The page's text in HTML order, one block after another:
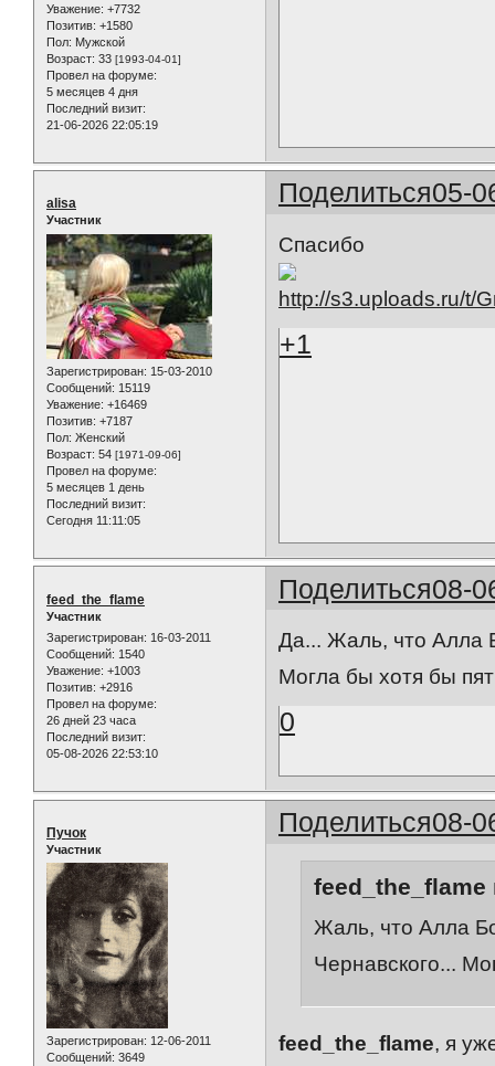
Уважение: +7732
Позитив: +1580
Пол: Мужской
Возраст: 33 [1993-04-01]
Провел на форуме:
5 месяцев 4 дня
Последний визит:
21-06-2026 22:05:19
Поделиться05-
alisa
Участник
Зарегистрирован: 15-03-2010
Сообщений: 15119
Уважение: +16469
Позитив: +7187
Пол: Женский
Возраст: 54 [1971-09-06]
Провел на форуме:
5 месяцев 1 день
Последний визит:
Сегодня 11:11:05
Спасибо
+1
Поделиться08-
feed_the_flame
Участник
Зарегистрирован: 16-03-2011
Сообщений: 1540
Уважение: +1003
Позитив: +2916
Провел на форуме:
26 дней 23 часа
Последний визит:
05-08-2026 22:53:10
Да... Жаль, что Алла
Могла бы хотя бы
0
Поделиться08-
Пучок
Участник
Зарегистрирован: 12-06-2011
Сообщений: 3649
feed_the_flame
Жаль, что Алла
Чернавского...
feed_the_flame, я